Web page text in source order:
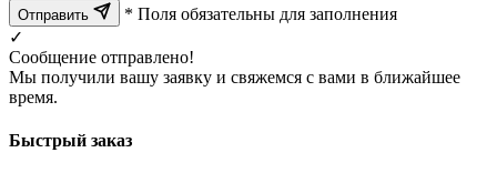
Отправить
* Поля обязательны для заполнения
✓
Сообщение отправлено!
Мы получили вашу заявку и свяжемся с вами в ближайшее
время.
Быстрый заказ